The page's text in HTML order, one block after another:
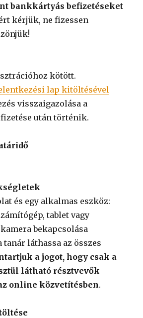
bankkártyás befizetéseket
kérjük, ne fizessen
kötött.
lap kitöltésével
visszaigazolása a
után történik.
és egy alkalmas eszköz:
tablet vagy
bekapcsolása
tanár láthassa az összes
a jogot, hogy csak a
látható résztvevők
online közvetítésben.